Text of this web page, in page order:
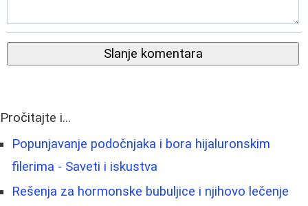
Slanje komentara
Pročitajte i...
Popunjavanje podočnjaka i bora hijaluronskim
filerima - Saveti i iskustva
Rešenja za hormonske bubuljice i njihovo lečenje